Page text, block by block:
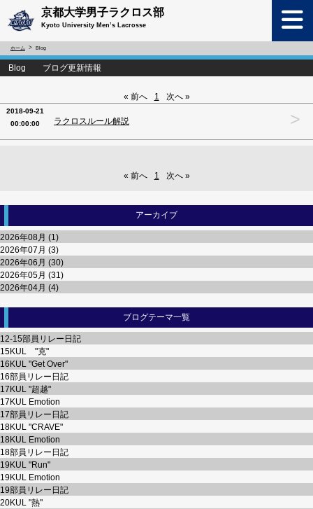
京都大学男子ラクロス部
Kyoto University Men’s Lacrosse
ホーム Blog
Blog ブログ更新情報
« 前へ 1 次へ »
2018-09-21
00:00:00
ラクロスルール解説 >
« 前へ 1 次へ »
アーカイブ
2026年08月 (1)
2026年07月 (3)
2026年06月 (30)
2026年05月 (31)
2026年04月 (4)
ブログテーマ一覧
12-15部員リレー日記
15KUL "克"
16KUL "Get Over"
16部員リレー日記
17KUL "超越"
17KUL Emotion
17部員リレー日記
18KUL "CRAVE"
18KUL Emotion
18部員リレー日記
19KUL "Run"
19KUL Emotion
19部員リレー日記
20KUL "熱"